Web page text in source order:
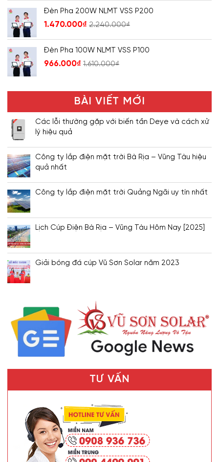
Đèn Pha 200W NLMT VSS P200
1.470.000₫ 2.240.000₫
Đèn Pha 100W NLMT VSS P100
966.000₫ 1.610.000₫
BÀI VIẾT MỚI
Các lỗi thường gặp với biến tần Deye và cách xử
lý hiệu quả
Công ty lắp điện mặt trời Bà Rịa – Vũng Tàu hiệu
quả nhất
Công ty lắp điện mặt trời Quảng Ngãi uy tín nhất
Lịch Cúp Điện Bà Rịa – Vũng Tàu Hôm Nay [2025]
Giải bóng đá cúp Vũ Sơn Solar năm 2023
TƯ VẤN